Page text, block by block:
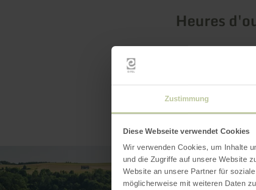
Zustimmung
Diese Webseite verwendet Cookies
Wir verwenden Cookies, um Inhalte
und die Zugriffe auf unsere Website
Website an unsere Partner für
möglicherweise mit weiteren Daten
Heures